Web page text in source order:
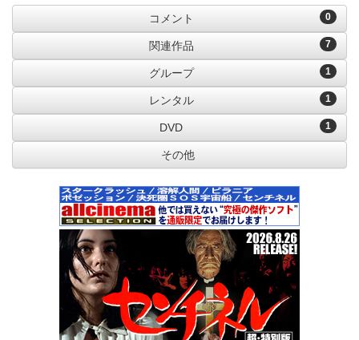
0
コメント
7
関連作品
1
グループ
1
レンタル
1
DVD
その他